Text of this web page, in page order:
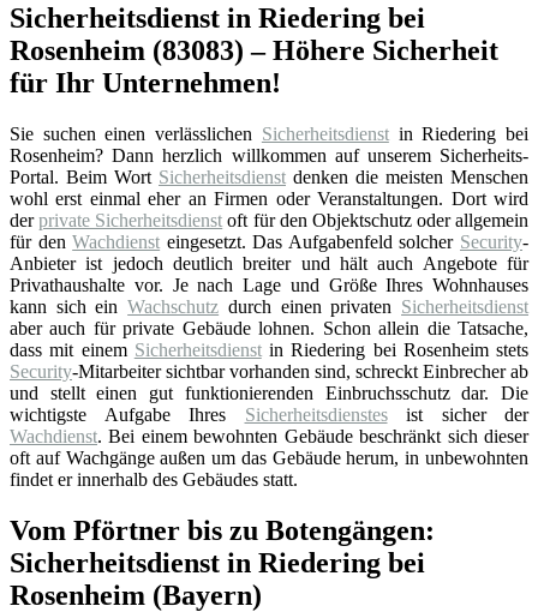
Sicherheitsdienst in Riedering bei
Rosenheim (83083) – Höhere Sicherheit
für Ihr Unternehmen!
Sie suchen einen verlässlichen Sicherheitsdienstin Riedering bei
Rosenheim? Dann herzlich willkommen auf unserem Sicherheits-
Portal. Beim Wort Sicherheitsdienst denken die meisten Menschen
wohl erst einmal eher an Firmen oder Veranstaltungen. Dort wird
derprivate Sicherheitsdienst oft für den Objektschutz oder allgemein
für denWachdienst eingesetzt. Das Aufgabenfeld solcher Security-
Anbieter ist jedoch deutlich breiter und hält auch Angebote für
Privathaushalte vor. Je nach Lage und Größe Ihres Wohnhauses
kann sich einWachschutz durch einen privaten Sicherheitsdienst
aber auch für private Gebäude lohnen. Schon allein die Tatsache,
dass mit einem Sicherheitsdienstin Riedering bei Rosenheim stets
Security-Mitarbeiter sichtbar vorhanden sind, schreckt Einbrecher ab
und stellt einen gut funktionierenden Einbruchsschutz dar. Die
wichtigste Aufgabe Ihres Sicherheitsdienstesist sicher der
Wachdienst. Bei einem bewohnten Gebäude beschränkt sich dieser
oft auf Wachgänge außen um das Gebäude herum, in unbewohnten
findet er innerhalb des Gebäudes statt.
Vom Pförtner bis zu Botengängen:
Sicherheitsdienst in Riedering bei
Rosenheim (Bayern)